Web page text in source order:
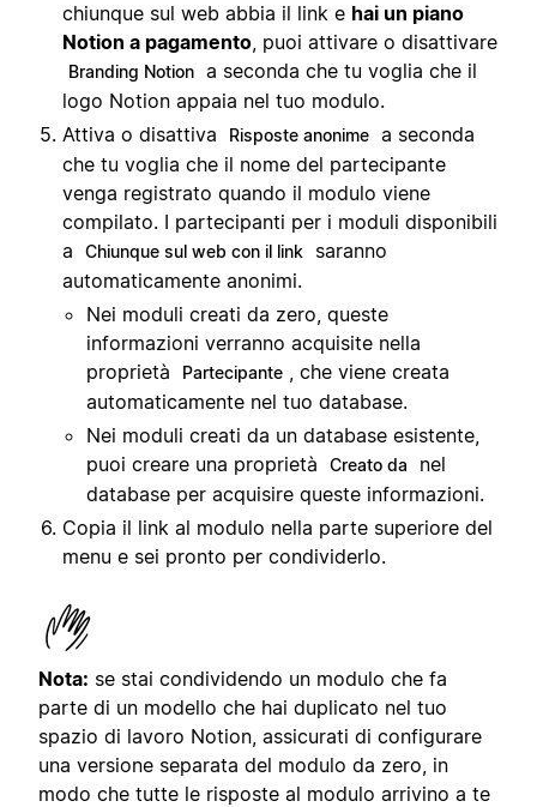
chiunque sul web abbia il link e hai un piano
Notion a pagamento, puoi attivare o disattivare
Branding Notion a seconda che tu voglia che il
logo Notion appaia nel tuo modulo.
Attiva o disattiva
Risposte anonime a seconda
che tu voglia che il nome del partecipante
venga registrato quando il modulo viene
compilato. I partecipanti per i moduli disponibili
a
Chiunque sul web con il link
saranno
automaticamente anonimi.
Nei moduli creati da zero, queste
informazioni verranno acquisite nella
proprietà
Partecipante , che viene creata
automaticamente nel tuo database.
Nei moduli creati da un database esistente,
puoi creare una proprietà
Creato da
nel
database per acquisire queste informazioni.
Copia il link al modulo nella parte superiore del
menu e sei pronto per condividerlo.
Nota: se stai condividendo un modulo che fa
parte di un modello che hai duplicato nel tuo
spazio di lavoro Notion, assicurati di configurare
una versione separata del modulo da zero, in
modo che tutte le risposte al modulo arrivino a te